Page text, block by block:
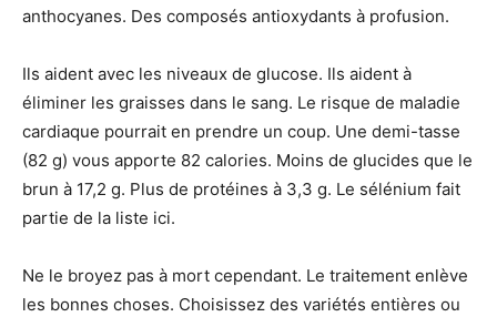
anthocyanes. Des composés antioxydants à profusion.
Ils aident avec les niveaux de glucose. Ils aident à
éliminer les graisses dans le sang. Le risque de maladie
cardiaque pourrait en prendre un coup. Une demi-tasse
(82 g) vous apporte 82 calories. Moins de glucides que le
brun à 17,2 g. Plus de protéines à 3,3 g. Le sélénium fait
partie de la liste ici.
Ne le broyez pas à mort cependant. Le traitement enlève
les bonnes choses. Choisissez des variétés entières ou